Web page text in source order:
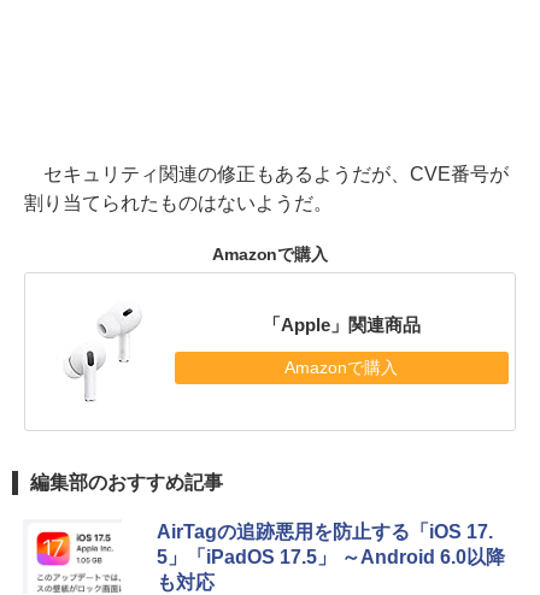
セキュリティ関連の修正もあるようだが、CVE番号が
割り当てられたものはないようだ。
Amazonで購入
「Apple」関連商品
Amazonで購入
編集部のおすすめ記事
AirTagの追跡悪用を防止する「iOS 17.
5」「iPadOS 17.5」 ～Android 6.0以降
も対応